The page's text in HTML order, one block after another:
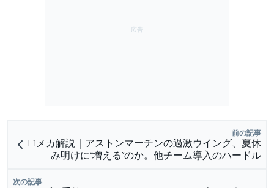
前の記事
F1メカ解説｜アストンマーチンの過激ウイング、夏休
み明けに”増える”のか。他チーム導入のハードル
次の記事